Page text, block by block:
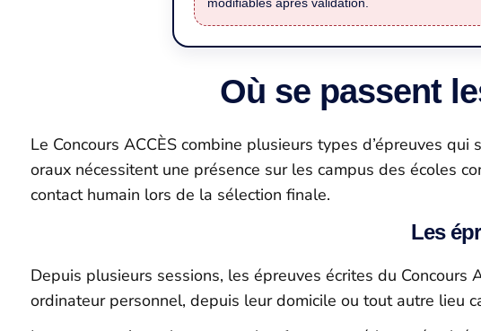
Où se passent
Le Concours ACCÈS combine plusieurs types d’épreuves
oraux nécessitent une présence sur les campus des écoles
contact humain lors de la sélection finale.
Les
Depuis plusieurs sessions, les épreuves écrites du
ordinateur personnel, depuis leur domicile ou tout autre lieu